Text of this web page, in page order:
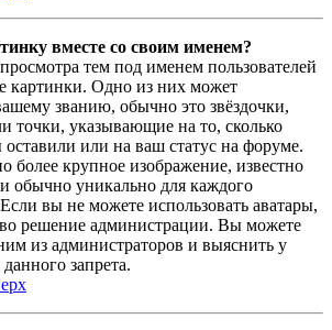
вместе со своим именем?
тем под именем пользователей
картинки. Одно из них может
званию, обычно это звёздочки,
точки, указывающие на то, сколько
или на ваш статус на форуме.
более крупное изображение, известно
и обычно уникально для каждого
вы не можете использовать аватары,
решение администрации. Вы можете
из администраторов и выяснить у
запрета.